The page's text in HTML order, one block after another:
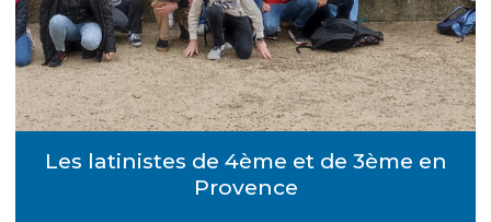
Les latinistes de 4ème et de 3ème en
Provence